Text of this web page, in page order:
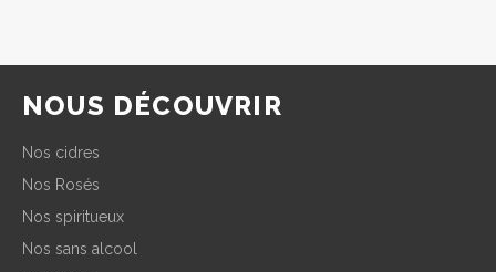
NOUS DÉCOUVRIR
Nos cidres
Nos Rosés
Nos spiritueux
Nos sans alcool